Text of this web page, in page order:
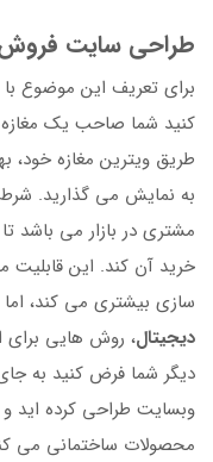
طراحی سایت
برای تعریف این موضوع
کنید شما صاحب یک مغازه
طریق ویترین مغازه خود،
به نمایش می گذارید.
مشتری در بازار می باشد
خرید آن کند. این قابلیت
سازی بیشتری می کند، اما
دیجیتال، روش هایی برای
دیگر شما فرض کنید به
وبسایت طراحی کرده اید
محصولات ساختمانی می